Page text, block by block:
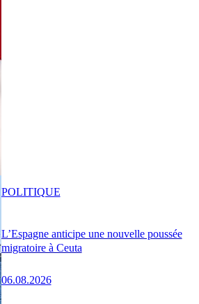
L’Espagne anticipe une nouvelle poussée
migratoire à Ceuta
06.08.2026
POLITIQUE